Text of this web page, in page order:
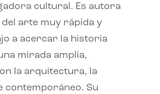
cultural. Es autora
arte muy rápida y
a acercar la historia
mirada amplia,
la arquitectura, la
contemporáneo. Su